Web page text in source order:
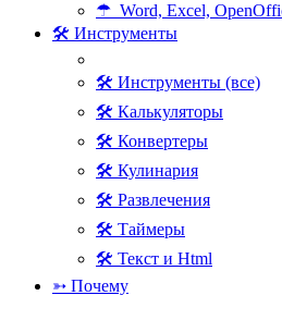
☂ Word, Excel,
🛠 Инструменты
🛠 Инструменты (все)
🛠 Калькуляторы
🛠 Конвертеры
🛠 Кулинария
🛠 Развлечения
🛠 Таймеры
🛠 Текст и Html
➳ Почему